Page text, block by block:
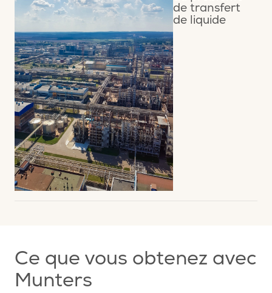
de transfert
de liquide
Ce que vous obtenez avec
Munters